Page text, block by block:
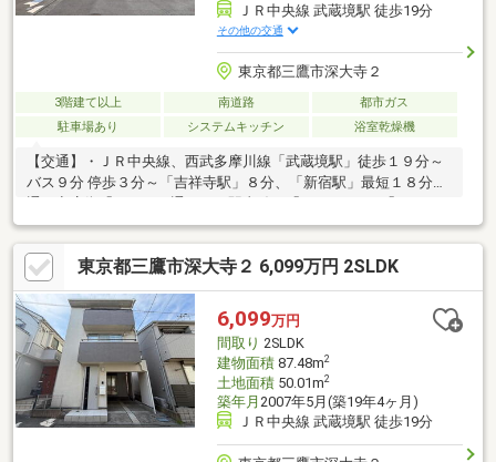
ＪＲ中央線 武蔵境駅 徒歩19分
その他の交通
東京都三鷹市深大寺２
3階建て以上 南道路
都市ガス
駐車場あり
システムキッチン 浴室乾燥機
【交通】・ＪＲ中央線、西武多摩川線「武蔵境駅」徒歩１９分～
バス９分 停歩３分～「吉祥寺駅」８分、「新宿駅」最短１８分直
など商業施設が点在【リフォーム内容】・キッチン、浴室、洗面
室、トイレ・その他(給湯器、照明器具、スイッチコンセント、建
具)・床:フローリング貼(LDK、洋室全室、廊下)・フローリング
貼、フロアタイル貼・壁・天井：クロス貼・ハウスクリーニング
など【設備仕様】・ビルトインガレージ・食器洗浄乾燥機・浄水
器・１坪サイズユニットバス・オートバス・浴室換気乾燥機・シ
ャワートイレなど
東京都三鷹市深大寺２ 6,099万円 2SLDK
6,099万円
間取り 2SLDK
建物面積87.48m2
土地面積50.01m2
築年月 2007年5月(築19年4ヶ月)
ＪＲ中央線 武蔵境駅 徒歩19分